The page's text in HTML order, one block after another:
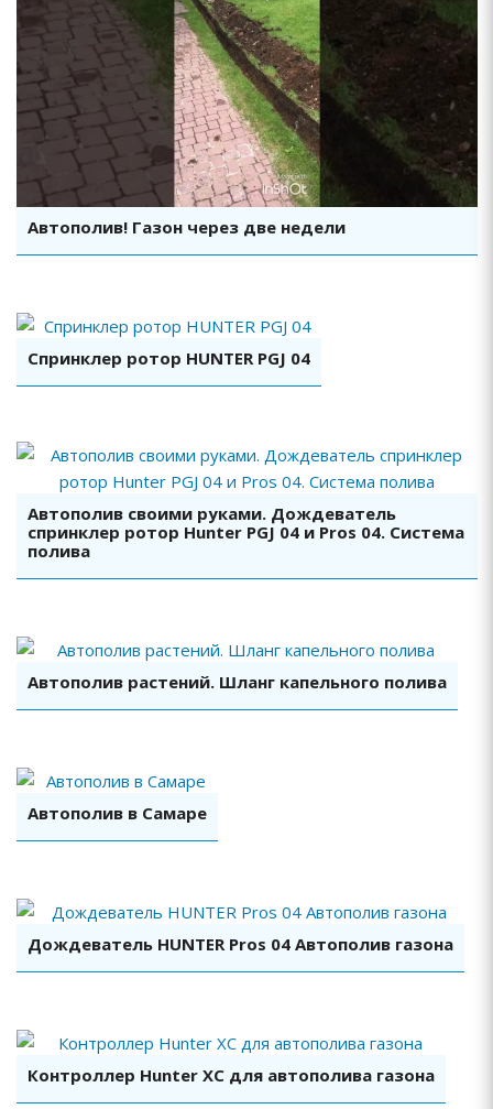
Смотреть видео
Автополив! Газон через две недели
Спринклер ротор HUNTER PGJ 04
Смотреть видео
Автополив своими руками. Дождеватель
спринклер ротор Hunter PGJ 04 и Pros 04. Система
полива
Смотреть видео
Автополив растений. Шланг капельного полива
Автополив в Самаре
Дождеватель HUNTER Pros 04 Автополив газона
Контроллер Hunter XC для автополива газона